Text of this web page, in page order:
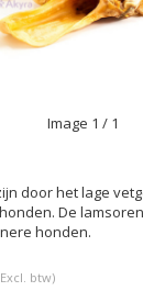
Image 1 / 1
door het lage
De
honden.
btw)